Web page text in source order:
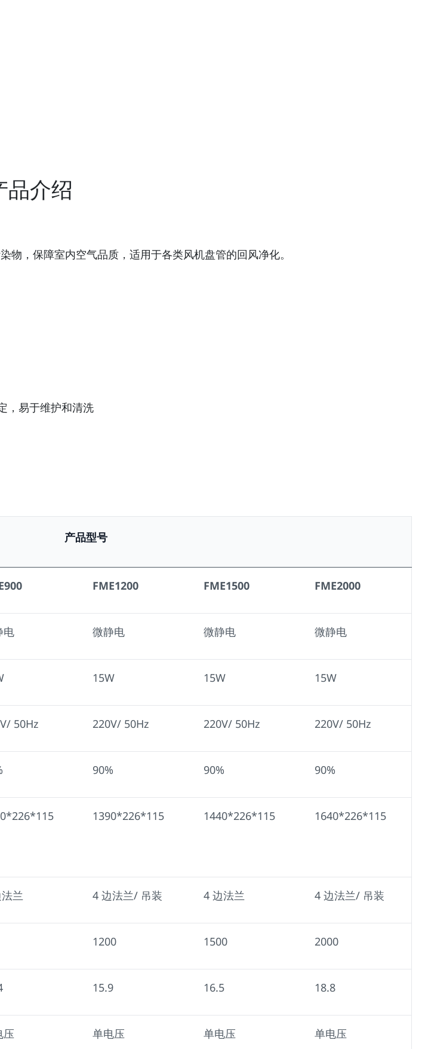
品介绍
，保障室内空气品质，适用于各类风机盘管的回风净化。
，易于维护和清洗
产品型号
FME1200 FME1500 FME2000
电 微静电 微静电 微静电
15W 15W 15W
50Hz 220V/ 50Hz 220V/ 50Hz 220V/ 50Hz
90% 90% 90%
1390*226*115 1440*226*115 1640*226*115
兰 4 边法兰/ 吊装 4 边法兰 4 边法兰/ 吊装
1200 1500 2000
15.9 16.5 18.8
压 单电压 单电压 单电压